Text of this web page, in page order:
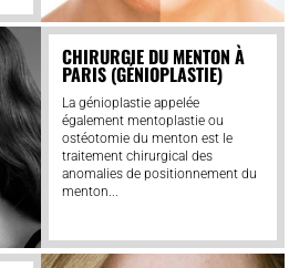
CHIRURGIE DU MENTON À
PARIS (GÉNIOPLASTIE)
La génioplastie appelée
également mentoplastie ou
ostéotomie du menton est le
traitement chirurgical des
anomalies de positionnement du
menton...